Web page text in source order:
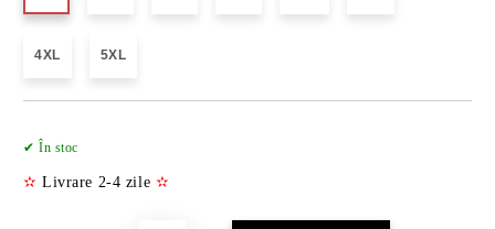
4XL 5XL
✔ În stoc
✫ Livrare 2-4 zile ✫